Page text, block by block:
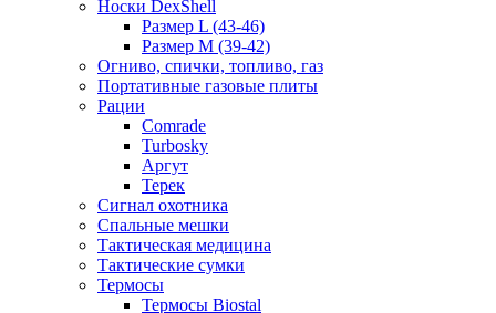
Носки DexShell
Размер L (43-46)
Размер M (39-42)
Огниво, спички, топливо, газ
Портативные газовые плиты
Рации
Comrade
Turbosky
Аргут
Терек
Сигнал охотника
Спальные мешки
Тактическая медицина
Тактические сумки
Термосы
Термосы Biostal